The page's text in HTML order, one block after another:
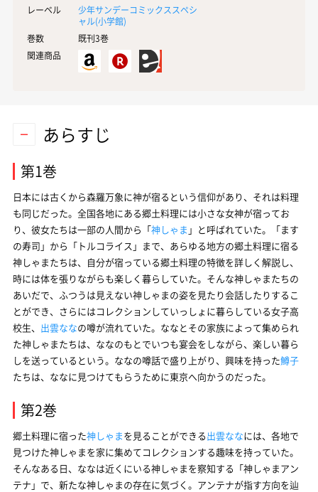
レーベル
少年サンデーコミックススペシ
ャル(小学館)
巻数
既刊3巻
関連商品
あらすじ
第1巻
日本には古くから森羅万象に神が宿るという信仰があり、それは料理
も同じだった。全国各地にある郷土料理には小さな女神が宿ってお
り、彼女たちは一部の人間から「神しゃま 」と呼ばれていた。「ます
の寿司」から「トルコライス」まで、あらゆる地方の郷土料理に宿る
神しゃまたちは、自分が宿っている郷土料理の特徴を詳しく解説し、
時には体を張りながらも楽しく暮らしていた。そんな神しゃまたちの
あいだで、ふつうは見えない神しゃまの姿を見たり会話したりするこ
とができ、さらにはコレクションしていっしょに暮らしている女子高
校生、 出雲ななの噂が流れていた。ななとその家族によって集められ
た神しゃまたちは、ななのもとでいつも宴会をしながら、楽しい暮ら
しを送っているという。ななの噂話で盛り上がり、興味を持った鱒子
たちは、ななに見つけてもらうために東京へ向かうのだった。
第2巻
郷土料理に宿った神しゃまを見ることができる出雲ななには、各地で
見つけた神しゃまを家に集めてコレクションする趣味を持っていた。
そんなある日、ななは近くにいる神しゃまを察知する「神しゃまアン
テナ」で、新たな神しゃまの存在に気づく。アンテナが指す方向を辿